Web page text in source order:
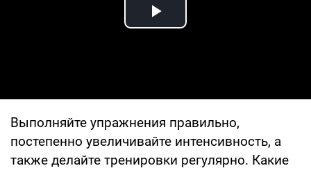
Play Video
Выполняйте упражнения правильно,
постепенно увеличивайте интенсивность, а
также делайте тренировки регулярно. Какие